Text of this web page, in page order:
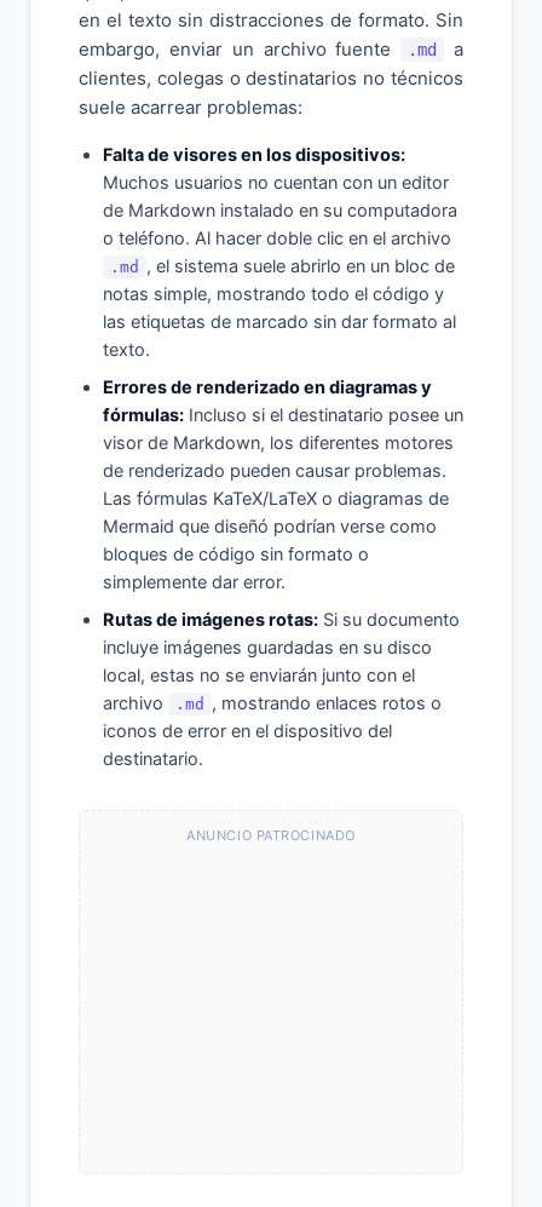
en el texto sin distracciones de formato. Sin
embargo, enviar un archivo fuente
.md
a
clientes, colegas o destinatarios no técnicos
suele acarrear problemas:
Falta de visores en los dispositivos:
Muchos usuarios no cuentan con un editor
de Markdown instalado en su computadora
o teléfono. Al hacer doble clic en el archivo
.md , el sistema suele abrirlo en un bloc de
notas simple, mostrando todo el código y
las etiquetas de marcado sin dar formato al
texto.
Errores de renderizado en diagramas y
fórmulas: Incluso si el destinatario posee un
visor de Markdown, los diferentes motores
de renderizado pueden causar problemas.
Las fórmulas KaTeX/LaTeX o diagramas de
Mermaid que diseñó podrían verse como
bloques de código sin formato o
simplemente dar error.
Rutas de imágenes rotas: Si su documento
incluye imágenes guardadas en su disco
local, estas no se enviarán junto con el
archivo
.md , mostrando enlaces rotos o
iconos de error en el dispositivo del
destinatario.
ANUNCIO PATROCINADO